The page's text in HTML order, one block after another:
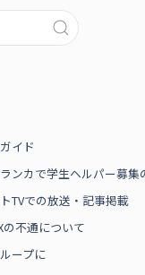
イド
ンカで学生ヘルパー募集
TVでの放送・記事掲載
の不通について
ープに